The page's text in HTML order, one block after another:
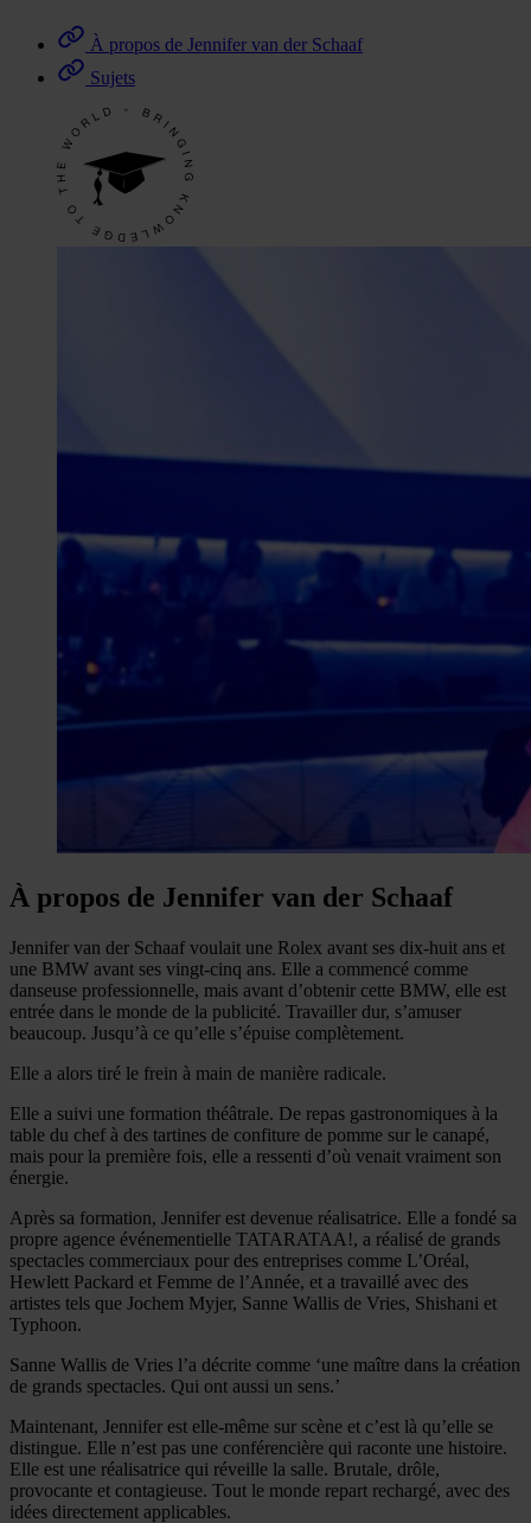
À propos de Jennifer van der Schaaf
Sujets
À propos de Jennifer van der Schaaf
Jennifer van der Schaaf voulait une Rolex avant ses dix-huit ans et
une BMW avant ses vingt-cinq ans. Elle a commencé comme
danseuse professionnelle, mais avant d’obtenir cette BMW, elle est
entrée dans le monde de la publicité. Travailler dur, s’amuser
beaucoup. Jusqu’à ce qu’elle s’épuise complètement.
Elle a alors tiré le frein à main de manière radicale.
Elle a suivi une formation théâtrale. De repas gastronomiques à la
table du chef à des tartines de confiture de pomme sur le canapé,
mais pour la première fois, elle a ressenti d’où venait vraiment son
énergie.
Après sa formation, Jennifer est devenue réalisatrice. Elle a fondé sa
propre agence événementielle TATARATAA!, a réalisé de grands
spectacles commerciaux pour des entreprises comme L’Oréal,
Hewlett Packard et Femme de l’Année, et a travaillé avec des
artistes tels que Jochem Myjer, Sanne Wallis de Vries, Shishani et
Typhoon.
Sanne Wallis de Vries l’a décrite comme ‘une maître dans la création
de grands spectacles. Qui ont aussi un sens.’
Maintenant, Jennifer est elle-même sur scène et c’est là qu’elle se
distingue. Elle n’est pas une conférencière qui raconte une histoire.
Elle est une réalisatrice qui réveille la salle. Brutale, drôle,
provocante et contagieuse. Tout le monde repart rechargé, avec des
idées directement applicables.